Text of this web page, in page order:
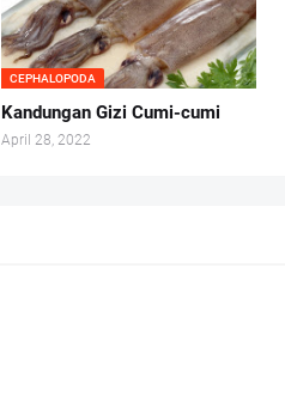
CEPHALOPODA
Kandungan Gizi Cumi-cumi
April 28, 2022